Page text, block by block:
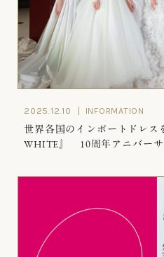
2025.12.10 INFORMATION
世界各国のインポートドレ
WHITE』 10周年アニバーサ